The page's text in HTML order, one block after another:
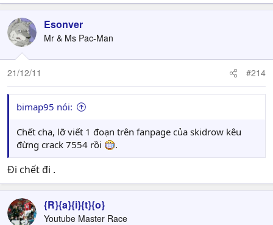
Esonver
Mr & Ms Pac-Man
21/12/11 #214
bimap95 nói:
Chết cha, lỡ viết 1 đoạn trên fanpage của skidrow kêu
đừng crack 7554 rồi
.
Đi chết đi .
{R}{a}{i}{t}{o}
Youtube Master Race